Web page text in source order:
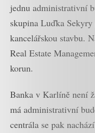
jednu administrativní
skupina Luďka
kancelářskou stavbu.
Real Estate
korun.
Banka v Karlíně není
má administrativní
centrála se pak